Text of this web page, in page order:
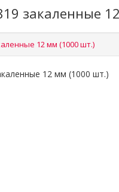
закаленные
12 мм (1000 шт.)